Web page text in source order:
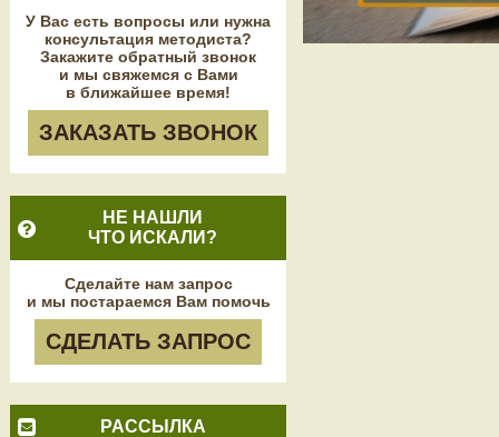
У Вас есть вопросы или нужна
консультация методиста?
Закажите обратный звонок
и мы свяжемся с Вами
в ближайшее время!
ЗАКАЗАТЬ ЗВОНОК
НЕ НАШЛИ
ЧТО ИСКАЛИ?
Сделайте нам запрос
и мы постараемся Вам помочь
СДЕЛАТЬ ЗАПРОС
РАССЫЛКА